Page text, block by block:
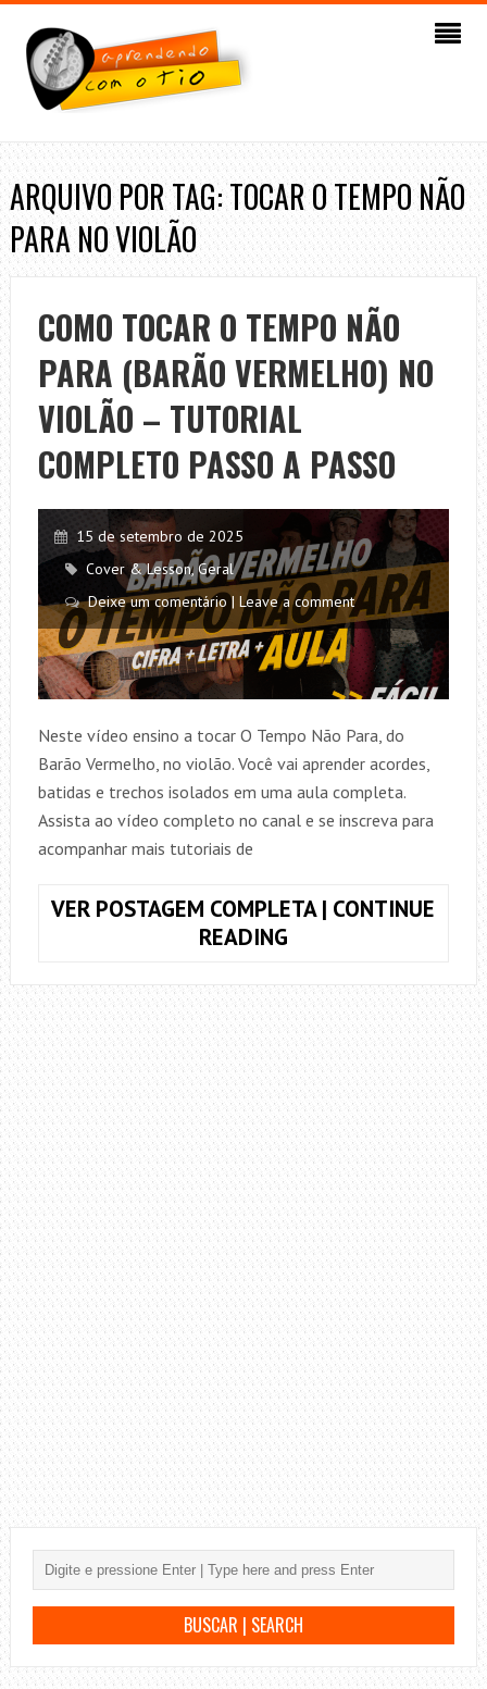
ARQUIVO POR TAG: TOCAR O TEMPO NÃO
PARA NO VIOLÃO
COMO TOCAR O TEMPO NÃO
PARA (BARÃO VERMELHO) NO
VIOLÃO – TUTORIAL
COMPLETO PASSO A PASSO
15 de setembro de 2025
Cover & Lesson, Geral
Deixe um comentário | Leave a comment
Neste vídeo ensino a tocar O Tempo Não Para, do
Barão Vermelho, no violão. Você vai aprender acordes,
batidas e trechos isolados em uma aula completa.
Assista ao vídeo completo no canal e se inscreva para
acompanhar mais tutoriais de
VER POSTAGEM COMPLETA | CONTINUE
READINGCOMO
O
TEMPO
NÃO
PARA
(BARÃO
VERMELHO)
NO
VIOLÃO
–
TUTORIAL
COMPLETO
PASSO
A
PASSO